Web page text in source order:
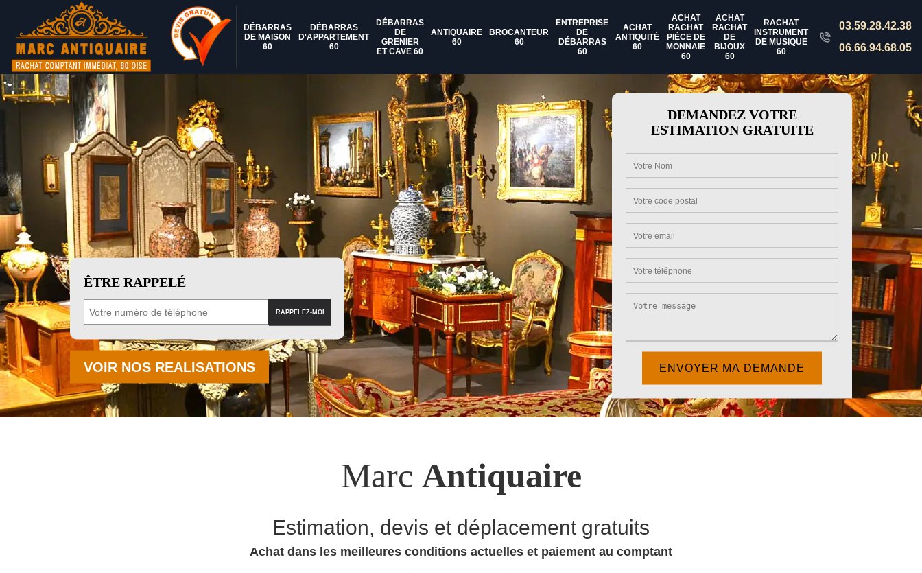
DÉBARRAS
DE MAISON
60
DÉBARRAS
D'APPARTEMENT
60
DÉBARRAS
DE
GRENIER
ET CAVE 60
ANTIQUAIRE
60
BROCANTEUR
60
ENTREPRISE
DE
DÉBARRAS
60
ACHAT
ANTIQUITÉ
60
ACHAT
RACHAT
PIÈCE DE
MONNAIE
60
ACHAT
RACHAT
DE
BIJOUX
60
RACHAT
INSTRUMENT
DE MUSIQUE
60
03.59.28.42.38
06.66.94.68.05
ÊTRE RAPPELÉ
VOIR NOS REALISATIONS
DEMANDEZ VOTRE
ESTIMATION GRATUITE
Marc Antiquaire
Estimation, devis et déplacement gratuits
Achat dans les meilleures conditions actuelles et paiement au comptant